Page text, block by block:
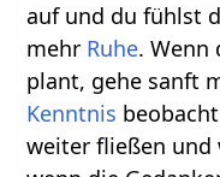
auf und du fühlst
mehr Ruhe. Wenn
plant, gehe sanft
Kenntnis
weiter fließen und